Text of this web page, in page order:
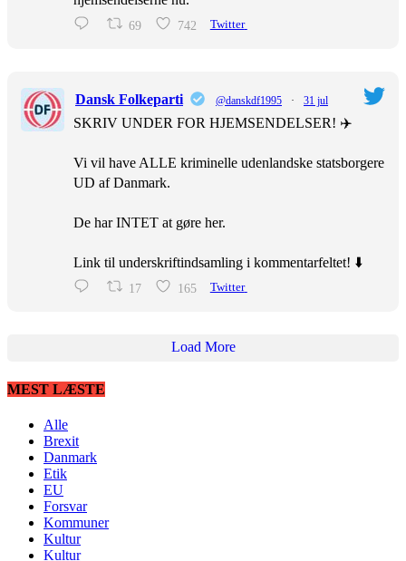
69 742 Twitter
Dansk Folkeparti @danskdf1995 · 31 jul
SKRIV UNDER FOR HJEMSENDELSER! ✈️
Vi vil have ALLE kriminelle udenlandske statsborgere
UD af Danmark.
De har INTET at gøre her.
Link til underskriftindsamling i kommentarfeltet! ⬇️
17 165 Twitter
Load More
MEST LÆSTE
Alle
Brexit
Danmark
Etik
EU
Forsvar
Kommuner
Kultur
Kultur